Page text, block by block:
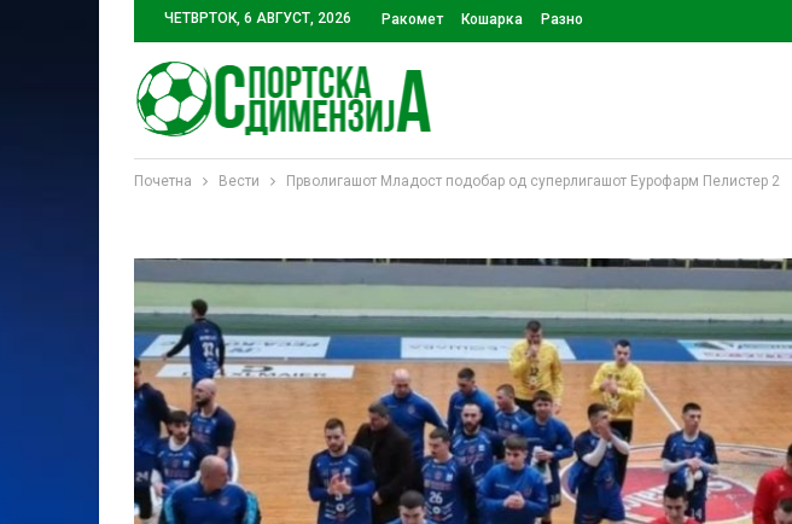
ЧЕТВРТОК, 6 АВГУСТ, 2026 Ракомет Кошарка Разно
Почетна Вести Прволигашот Младост подобар од суперлигашот Еурофарм Пелистер 2